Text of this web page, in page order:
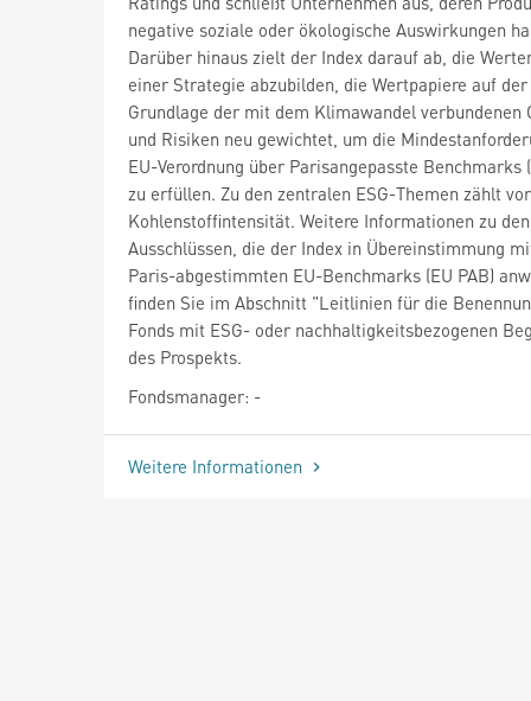
negative soziale oder ökologische Auswirkungen
Darüber hinaus zielt der Index darauf ab, die
einer Strategie abzubilden, die Wertpapiere auf der
Grundlage der mit dem Klimawandel verbundenen
und Risiken neu gewichtet, um die
EU-Verordnung über Parisangepasste Benchmarks
zu erfüllen. Zu den zentralen ESG-Themen zählt
Kohlenstoffintensität. Weitere Informationen zu den
Ausschlüssen, die der Index in Übereinstimmung
Paris-abgestimmten EU-Benchmarks (EU PAB)
finden Sie im Abschnitt "Leitlinien für die
Fonds mit ESG- oder nachhaltigkeitsbezogenen
des Prospekts.
Fondsmanager: -
Weitere Informationen